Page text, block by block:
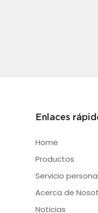
Enlaces
Home
Productos
Servicio
Acerca de
Noticias